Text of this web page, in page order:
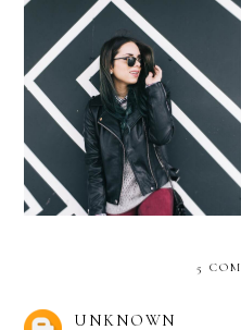
MyStylist…with Macy’s
5
UNKNOWN